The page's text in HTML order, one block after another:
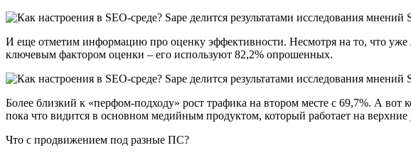
И еще отметим информацию про оценку эффективности. Несмотря на то, что уже
ключевым фактором оценки – его используют 82,2% опрошенных.
Более близкий к «перфом-подходу» рост трафика на втором месте с 69,7%. А вот
пока что видится в основном медийным продуктом, который работает на
Что с продвижением под разные ПС?